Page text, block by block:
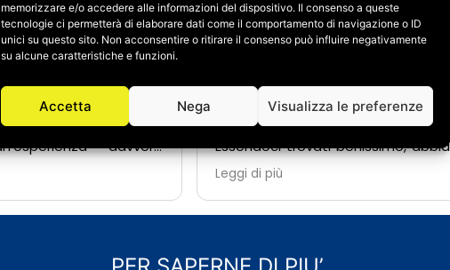
memorizzare e/o accedere alle informazioni del dispositivo. Il consenso a queste
tecnologie ci permetterà di elaborare dati come il comportamento di navigazione o ID
unici su questo sito. Non acconsentire o ritirare il consenso può influire negativamente
su alcune caratteristiche e funzioni.
Accetta Nega Visualizza le preferenze
Fagnani
a Salvatore Abate e
per la ristrutturazione
e possiamo dire che
davvero
dal primo contatto,
si è dimostrato
disponibile: sempre
a domande e
a spiegare ogni fase
Daniele Galbiati
24/06/2026
A causa di un imprevisto
dovuto ristrutturare
primo bagno.
Essendoci trovati benissimo,
affidato a loro anche il
completo del secondo bagno,
diversi altri lavori di
manutenzione della casa.
estremamente
Leggi di più